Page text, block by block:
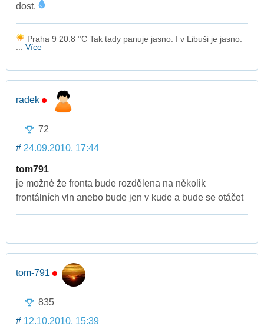
dost.
Praha 9 20.8 °C Tak tady panuje jasno. I v Libuši je jasno.
Více
radek
72
# 24.09.2010, 17:44
tom791
je možné že fronta bude rozdělena na několik
frontálních vln anebo bude jen v kude a bude se otáčet
tom-791
835
# 12.10.2010, 15:39